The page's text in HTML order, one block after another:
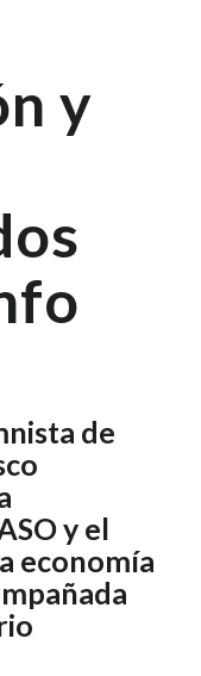
y
de
y el
economía